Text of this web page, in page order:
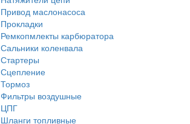
Привод маслонасоса
Прокладки
Ремкопмлекты карбюратора
Сальники коленвала
Стартеры
Сцепление
Тормоз
Фильтры воздушные
ЦПГ
Шланги топливные